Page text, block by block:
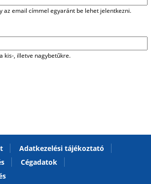
az email címmel egyaránt be lehet jelentkezni.
kis-, illetve nagybetűkre.
Adatkezelési tájékoztató
Cégadatok